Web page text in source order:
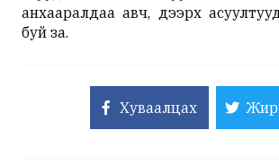
анхааралдаа авч, дээрх
буй за.
Хуваалцах